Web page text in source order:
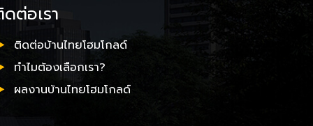
ต่อเรา
ติดต่อบ้านไทยโฮมโกลด์
ทำไมต้องเลือกเรา?
ผลงานบ้านไทยโฮมโกลด์